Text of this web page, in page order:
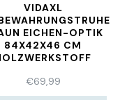
VIDAXL
EICHEN-OPTIK
84X42X46 CM
€69,99